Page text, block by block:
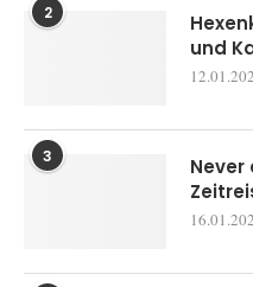
2
und
3
Never